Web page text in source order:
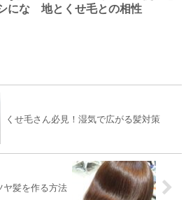
にな
地とくせ毛との相性
くせ毛さん必見！湿気で広がる髪対策
ヤ髪を作る方法